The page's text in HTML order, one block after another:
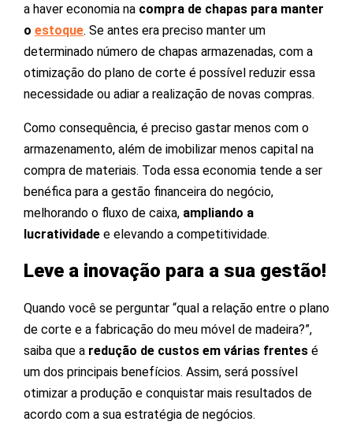
a haver economia na compra de chapas para manter
o estoque. Se antes era preciso manter um
determinado número de chapas armazenadas, com a
otimização do plano de corte é possível reduzir essa
necessidade ou adiar a realização de novas compras.
Como consequência, é preciso gastar menos com o
armazenamento, além de imobilizar menos capital na
compra de materiais. Toda essa economia tende a ser
benéfica para a gestão financeira do negócio,
melhorando o fluxo de caixa, ampliando a
lucratividade e elevando a competitividade.
Leve a inovação para a sua gestão!
Quando você se perguntar “qual a relação entre o plano
de corte e a fabricação do meu móvel de madeira?”,
saiba que a redução de custos em várias frentes é
um dos principais benefícios. Assim, será possível
otimizar a produção e conquistar mais resultados de
acordo com a sua estratégia de negócios.